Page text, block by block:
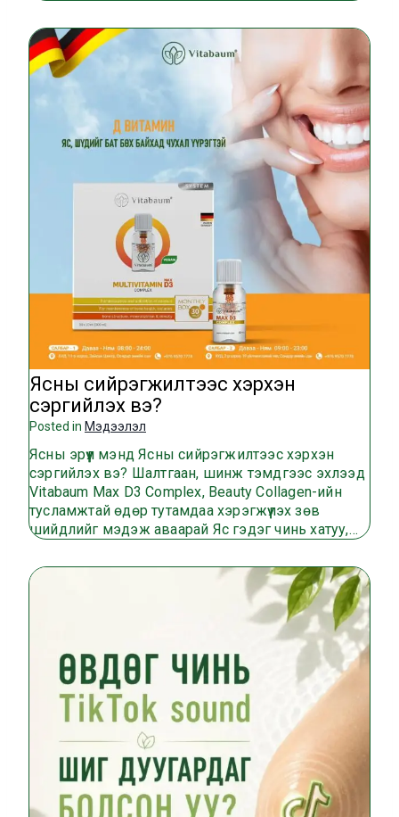
Ясны сийрэгжилтээс хэрхэн
сэргийлэх вэ?
Posted in Мэдээлэл
Ясны эрүүл мэнд Ясны сийрэгжилтээс хэрхэн
сэргийлэх вэ? Шалтгаан, шинж тэмдгээс эхлээд
Vitabaum Max D3 Complex, Beauty Collagen-ийн
тусламжтай өдөр тутамдаа хэрэгжүүлэх зөв
шийдлийг мэдэж аваарай Яс гэдэг чинь хатуу,…